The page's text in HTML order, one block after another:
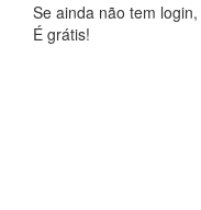
Se ainda não tem login,
É grátis!